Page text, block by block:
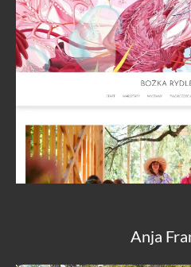
Anja